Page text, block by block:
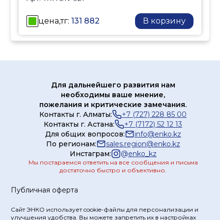
Многоэтажные и
административные
здания, жилые
Управление
несколькими контурами
из одного устройства
Погодозависимое
регулирование
Возможность
интеграции в системы
диспетчеризации
Экономия
Удобный интерфейс и
контуре отопления в
соответствии с
отопительным графиком
наружного воздуха;
температуры воды,
возвращаемой в
тепловую сеть в
соответствии с
отопительным графиком
по температуре
подаваемой сетевой
воды;
водоснабжения.
цена,тг:131 882 В корзину
Публичная оферта
Сайт ЭНКО использует cookie-файлы для персонализации и
улучшения удобства. Вы можете запретить их в настройках
Для дальнейшего развития нам
необходимы ваше мнение,
пожелания и критические замечания.
Контакты г. Алматы:
+7 (727) 228 85 00
Контакты г. Астана:
+7 (7172) 52 12 13
Для общих вопросов:
info@enko.kz
По регионам:
sales.region@enko.kz
Инстаграм:
@enko_kz
Мы постараемся ответить на все сообщения и письма
достаточно быстро и объективно.